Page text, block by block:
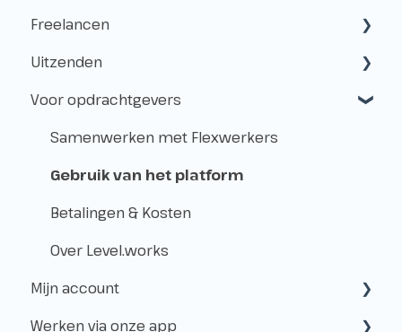
Freelancen
Starten als freelancer
Kvk & btw-id
Verzekeringen
Belastingen
Uitzenden
Hoe werkt het uitzenden?
Freelancen en uitzenden
Aanmelden voor klussen
Vóór de Klus!
Op de Klus
Na de Klus!
Geldzaken
Voor opdrachtgevers
Samenwerken met Flexwerkers
Gebruik van het platform
Betalingen & Kosten
Over Level.works
Mijn account
Aanmaken & toegang
Werken via onze app